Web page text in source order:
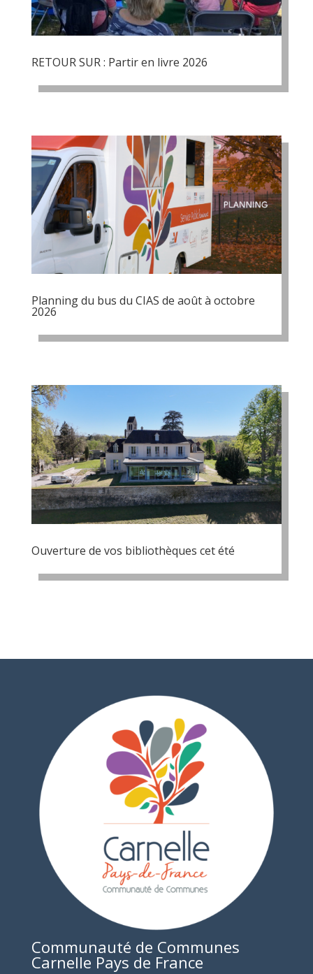
RETOUR SUR : Partir en livre 2026
Planning du bus du CIAS de août à octobre
2026
Ouverture de vos bibliothèques cet été
Communauté de Communes
Carnelle Pays de France